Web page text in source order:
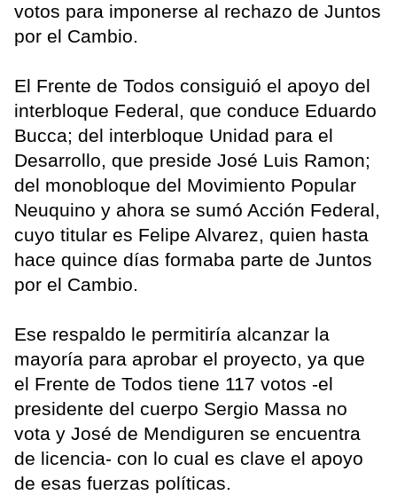
votos para imponerse al rechazo de Juntos
por el Cambio.
El Frente de Todos consiguió el apoyo del
interbloque Federal, que conduce Eduardo
Bucca; del interbloque Unidad para el
Desarrollo, que preside José Luis Ramon;
del monobloque del Movimiento Popular
Neuquino y ahora se sumó Acción Federal,
cuyo titular es Felipe Alvarez, quien hasta
hace quince días formaba parte de Juntos
por el Cambio.
Ese respaldo le permitiría alcanzar la
mayoría para aprobar el proyecto, ya que
el Frente de Todos tiene 117 votos -el
presidente del cuerpo Sergio Massa no
vota y José de Mendiguren se encuentra
de licencia- con lo cual es clave el apoyo
de esas fuerzas políticas.